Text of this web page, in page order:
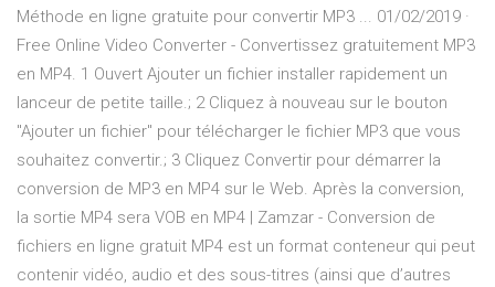
Méthode en ligne gratuite pour convertir MP3 ... 01/02/2019 ·
Free Online Video Converter - Convertissez gratuitement MP3
en MP4. 1 Ouvert Ajouter un fichier installer rapidement un
lanceur de petite taille.; 2 Cliquez à nouveau sur le bouton
"Ajouter un fichier" pour télécharger le fichier MP3 que vous
souhaitez convertir.; 3 Cliquez Convertir pour démarrer la
conversion de MP3 en MP4 sur le Web. Après la conversion,
la sortie MP4 sera VOB en MP4 | Zamzar - Conversion de
fichiers en ligne gratuit MP4 est un format conteneur qui peut
contenir vidéo, audio et des sous-titres (ainsi que d’autres